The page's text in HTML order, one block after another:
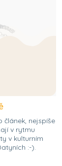
článek, nejspíše
v rytmu
v kulturním
:-).